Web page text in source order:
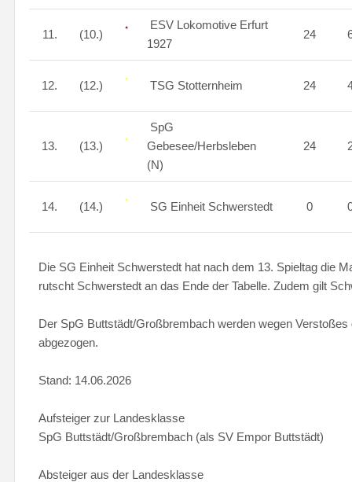
11. (10.)
ESV Lokomotive Erfurt
1927
24
12. (12.) TSG Stotternheim 24
13. (13.)
SpG
Gebesee/Herbsleben
(N)
24
14. (14.) SG Einheit Schwerstedt 0
Die SG Einheit Schwerstedt hat nach dem 13. Spieltag die
rutscht Schwerstedt an das Ende der Tabelle. Zudem gilt
Der SpG Buttstädt/Großbrembach werden wegen
abgezogen.
Stand: 14.06.2026
Aufsteiger zur Landesklasse
SpG Buttstädt/Großbrembach (als SV Empor Buttstädt)
Absteiger aus der Landesklasse